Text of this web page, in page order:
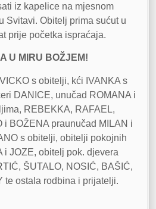
iz kapelice na mjesnom
Svitavi. Obitelj prima sućut u
prije početka ispraćaja.
U MIRU BOŽJEM!
s obitelji, kći IVANKA s
DANICE, unučad ROMANA i
REBEKKA, RAFAEL,
i BOŽENA praunučad MILAN i
s obitelji, obitelji pokojnih
i JOZE, obitelj pok. djevera
ŠUTALO, NOSIĆ, BAŠIĆ,
te ostala rodbina i prijatelji.